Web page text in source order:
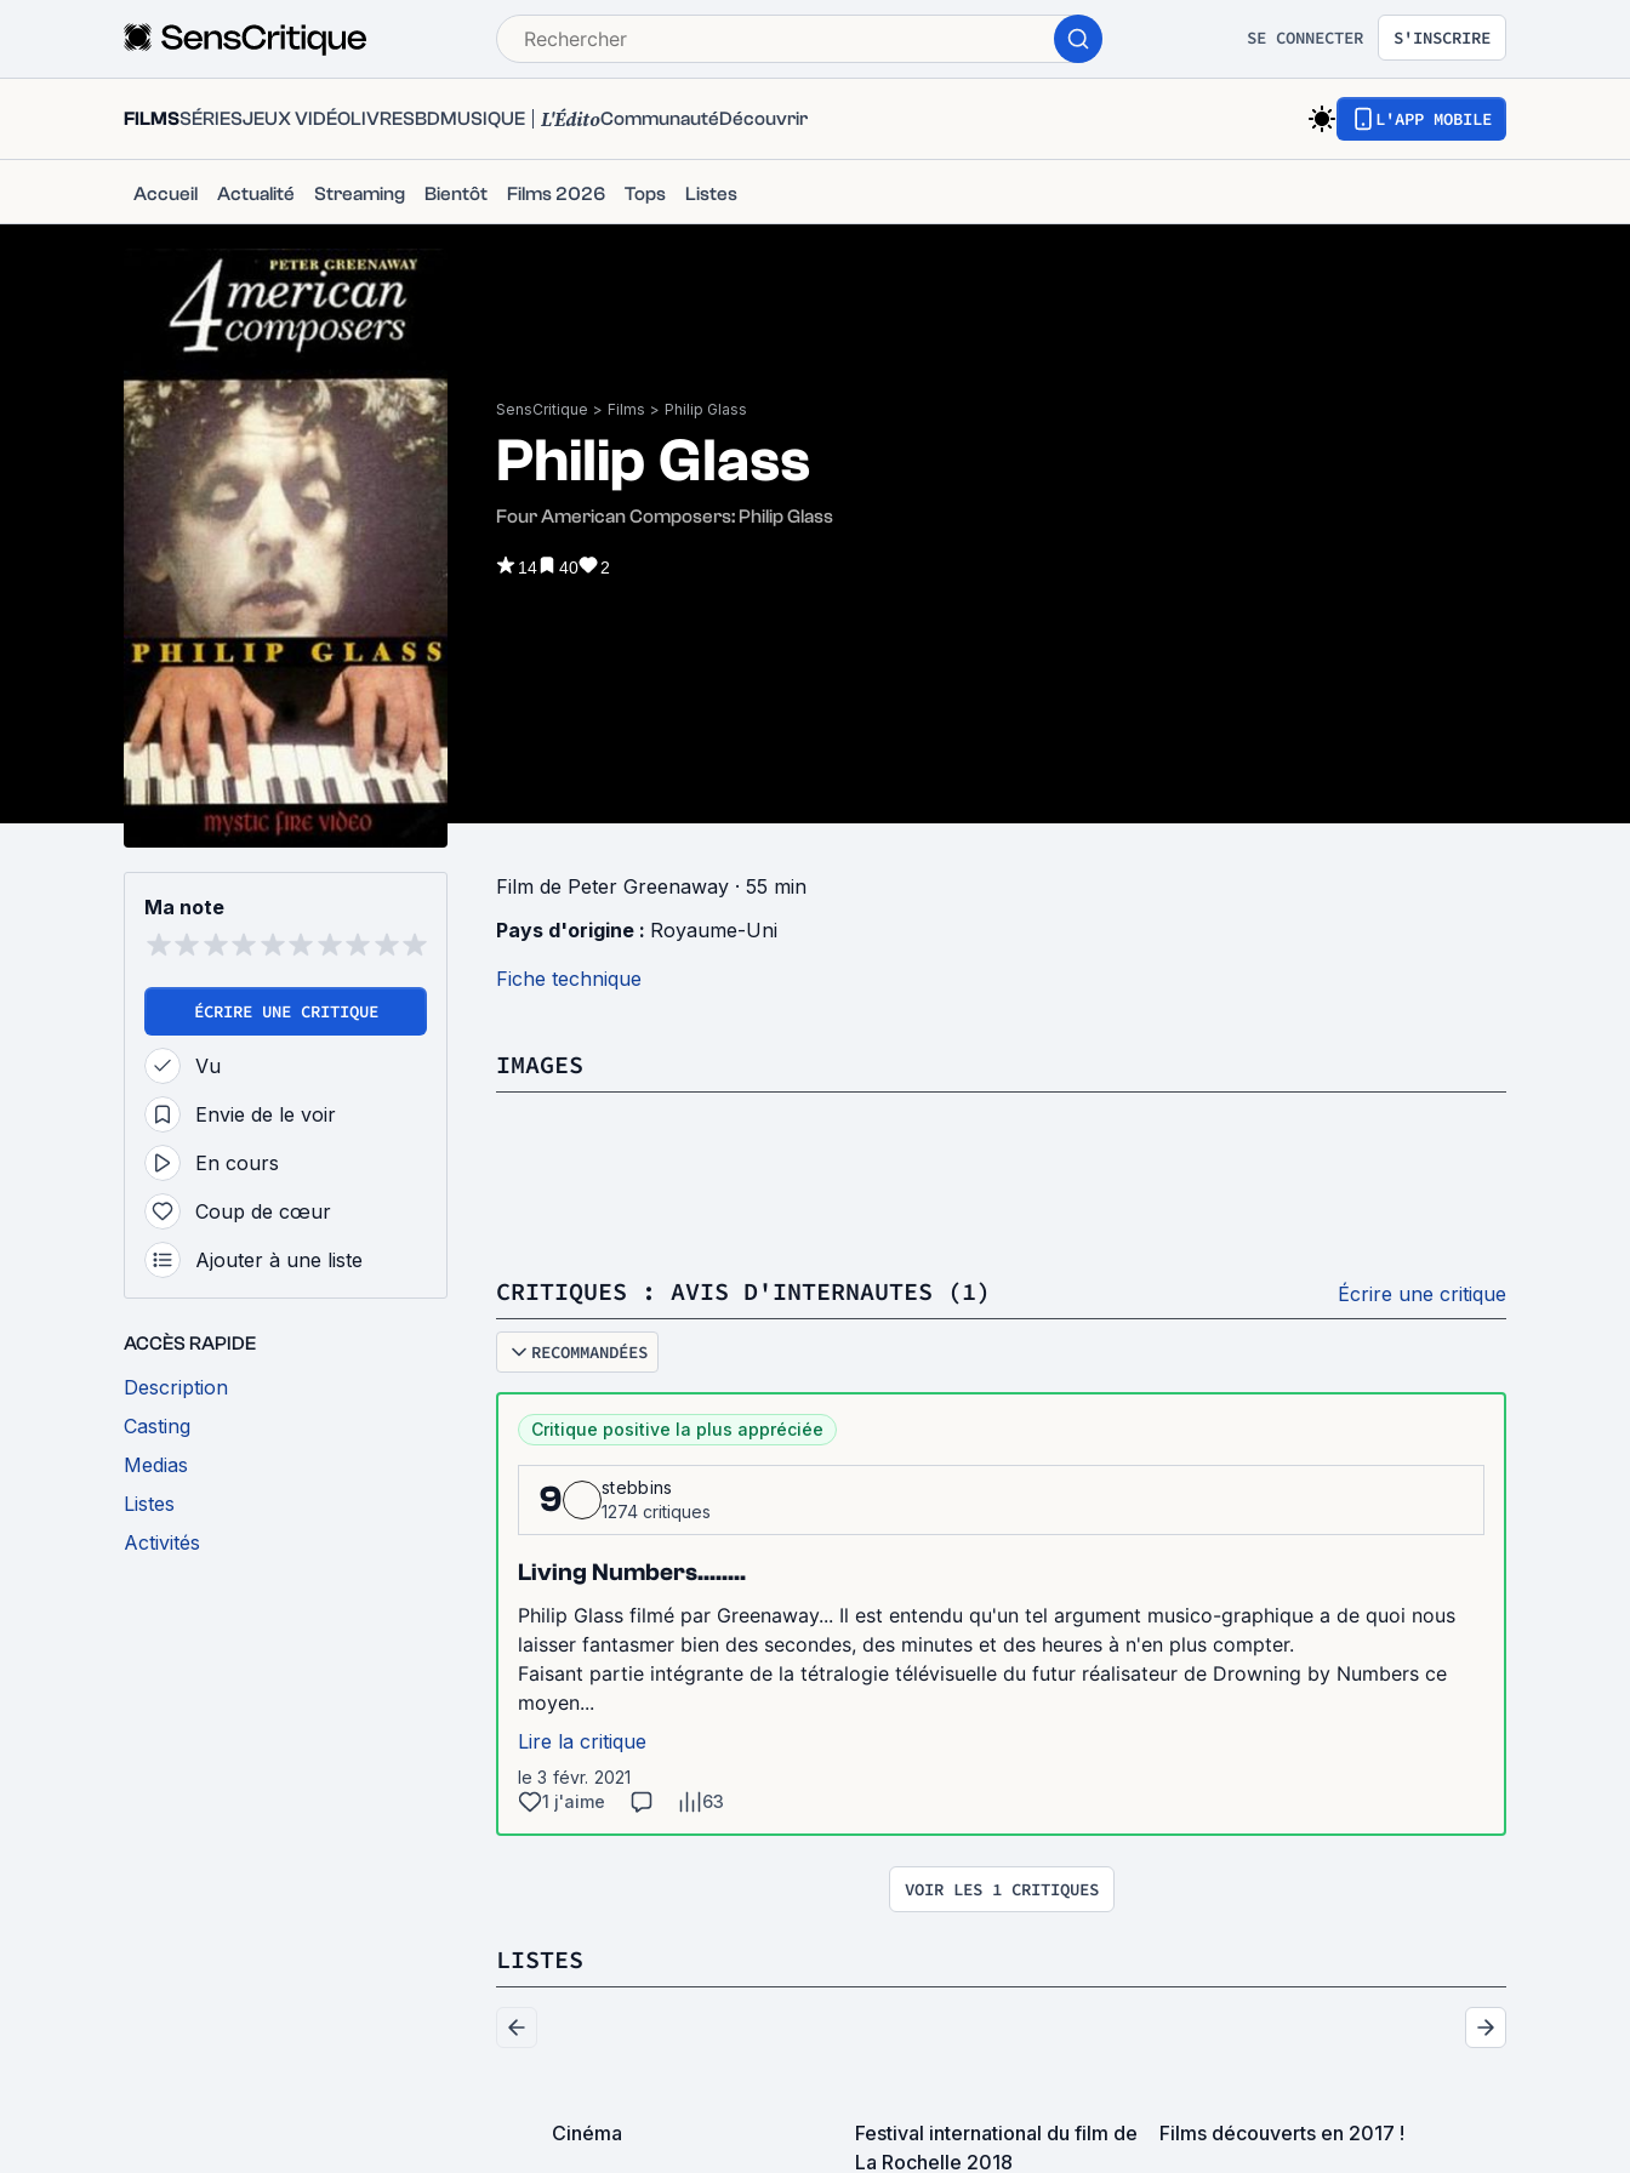
SE CONNECTER S'INSCRIRE
FILMSSÉRIESJEUX VIDÉOLIVRESBDMUSIQUE L'ÉditoCommunautéDécouvrir L'APP MOBILE
Accueil Actualité Streaming Bientôt Films 2026 Tops Listes
SensCritique > Films > Philip Glass
Philip Glass
Four American Composers: Philip Glass
14 40 2
Ma note
ÉCRIRE UNE CRITIQUE
Vu
Envie de le voir
En cours
Coup de cœur
Ajouter à une liste
ACCÈS RAPIDE
Description
Casting
Medias
Listes
Activités
Film de Peter Greenaway · 55 min
Pays d'origine : Royaume-Uni
Fiche technique
IMAGES
CRITIQUES : AVIS D'INTERNAUTES (1) Écrire une critique
RECOMMANDÉES
Critique positive la plus appréciée
9
stebbins
1274 critiques
Living Numbers........
Philip Glass filmé par Greenaway... Il est entendu qu'un tel argument musico-graphique a de quoi nous
laisser fantasmer bien des secondes, des minutes et des heures à n'en plus compter.
Faisant partie intégrante de la tétralogie télévisuelle du futur réalisateur de Drowning by Numbers ce
moyen...
Lire la critique
le 3 févr. 2021
1 j'aime
63
VOIR LES 1 CRITIQUES
LISTES
Cinéma
Festival international du film de
La Rochelle 2018
Films découverts en 2017 !